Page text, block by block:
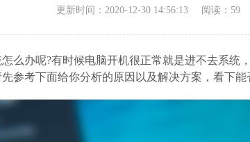
更新时间： 2020-12-30 14:56:13 阅读： 59
么办呢?有时候电脑开机很正常就是进不去系统
参考下面给你分析的原因以及解决方案，看下能